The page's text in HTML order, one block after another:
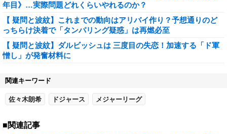
年目》…実際問題どれくらいやれるのか？
【 疑問と波紋】これまでの動向はアリバイ作り？予想通りのど
っちらけ決着で「タンパリング疑惑」は再燃必至
【 疑問と波紋】ダルビッシュは 三度目の失恋！加速する「ド軍
憎し」が発奮材料に
関連キーワード
佐々木朗希 ドジャース メジャーリーグ
■関連記事